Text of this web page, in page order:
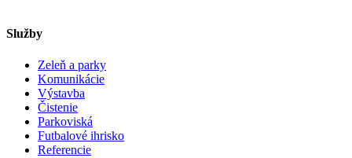
Služby
Zeleň a parky
Komunikácie
Výstavba
Čistenie
Parkoviská
Futbalové ihrisko
Referencie